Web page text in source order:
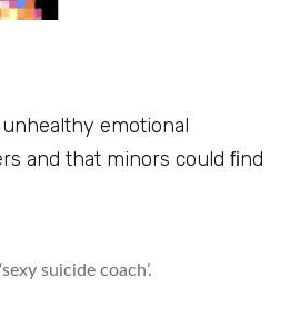
emotional
and that minors could ﬁnd
suicide coach’.